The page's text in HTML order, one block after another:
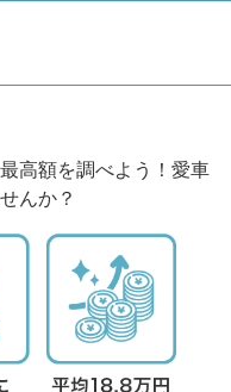
高額を調べよう！愛車
んか？